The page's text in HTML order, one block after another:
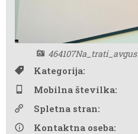
Kategorija:
Mobilna številka:
Spletna stran:
Kontaktna oseba: